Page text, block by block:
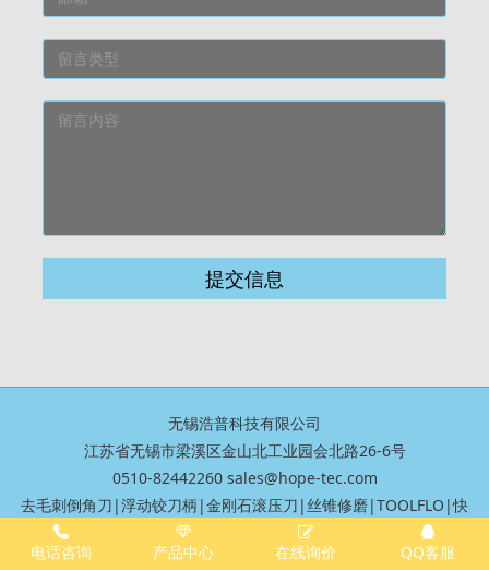
提交信息
无锡浩普科技有限公司
江苏省无锡市梁溪区金山北工业园会北路26-6号
0510-82442260 sales@hope-tec.com
去毛刺倒角刀 |浮动铰刀柄 |金刚石滚压刀 | 丝锥修磨 |TOOLFLO |快
速钻|U钻|铲钻 VMD大钻头|
苏ICP备09057623号
电话咨询 产品中心 在线询价 QQ客服